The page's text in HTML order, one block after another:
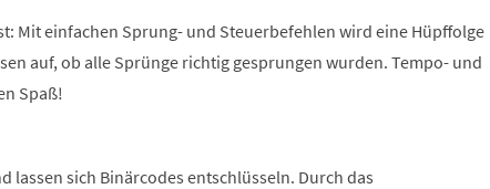
Mit einfachen Sprung- und Steuerbefehlen wird eine Hüpffolge
auf, ob alle Sprünge richtig gesprungen wurden. Tempo- und
Spaß!
lassen sich Binärcodes entschlüsseln. Durch das